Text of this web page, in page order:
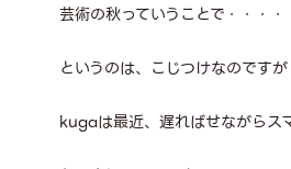
芸術の秋っていうことで・・・・
というのは、こじつけなのですが
kugaは最近、遅ればせながらス